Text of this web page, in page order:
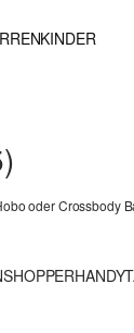
KINDER
oder Crossbody
SHOPPER